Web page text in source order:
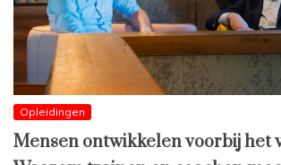
Opleidingen
Mensen ontwikkelen voorbij het